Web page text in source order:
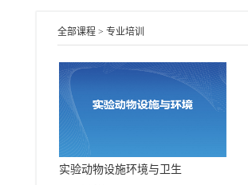
全部课程 > 专业培训
实验动物设施环境与卫生